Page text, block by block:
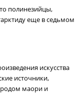
полинезийцы,
еще в седьмом
искусства
источники,
маори и